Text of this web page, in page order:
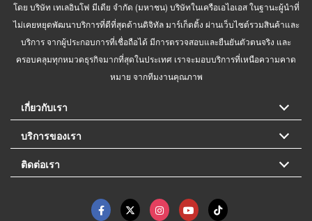
โดย บริษัท เทเลอินโฟ มีเดีย จำกัด (มหาชน) บริษัทในเครือเอไอเอส ในฐานะผู้นำที่
ไม่เคยหยุดพัฒนาบริการที่ดีที่สุดด้านดิจิทัล มาร์เก็ตติ้ง ผ่านเว็บไซต์รวมสินค้าและ
บริการ จากผู้ประกอบการที่เชื่อถือได้ มีการตรวจสอบและยืนยันตัวตนจริง และ
ครอบคลุมทุกหมวดธุรกิจมากที่สุดในประเทศ เราจะมอบบริการที่เหนือความคาด
หมาย จากทีมงานคุณภาพ
เกี่ยวกับเรา
บริการของเรา
ติดต่อเรา